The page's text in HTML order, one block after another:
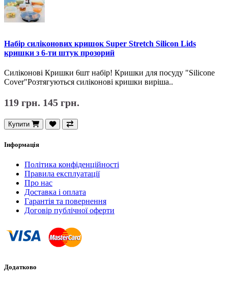
Набір силіконових кришок Super Stretch Silicon Lids
кришки з 6-ти штук прозорий
Силіконові Кришки 6шт набір! Кришки для посуду "Silicone
Cover"Розтягуються силіконові кришки виріша..
119 грн. 145 грн.
Купити
Інформація
Політика конфіденційності
Правила експлуатації
Про нас
Доставка і оплата
Гарантія та повернення
Договір публічної оферти
Додатково